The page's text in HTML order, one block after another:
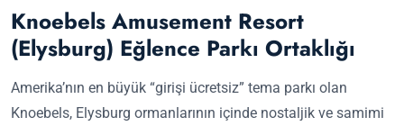
Knoebels Amusement Resort
(Elysburg) Eğlence Parkı Ortaklığı
Amerika’nın en büyük “girişi ücretsiz” tema parkı olan
Knoebels, Elysburg ormanlarının içinde nostaljik ve samimi